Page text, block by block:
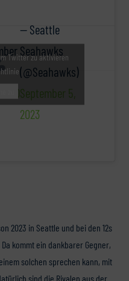
— Seattle
Seahawks
(@Seahawks)
September 5,
2023
Twitter zu aktivieren
2023 in Seattle und bei den 12s
kommt ein dankbarer Gegner,
solchen sprechen kann, mit
sind die Rivalen aus der